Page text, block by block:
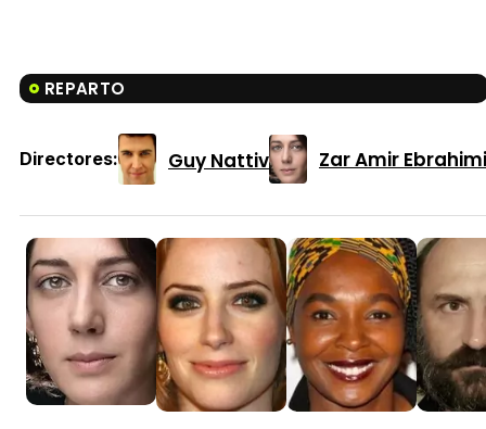
REPARTO
Directores: Guy Nattiv Zar Amir Ebrahimi